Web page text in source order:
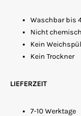
Waschbar bis
Nicht
Kein
Kein Trockner
LIEFERZEIT
7-10 Werktage